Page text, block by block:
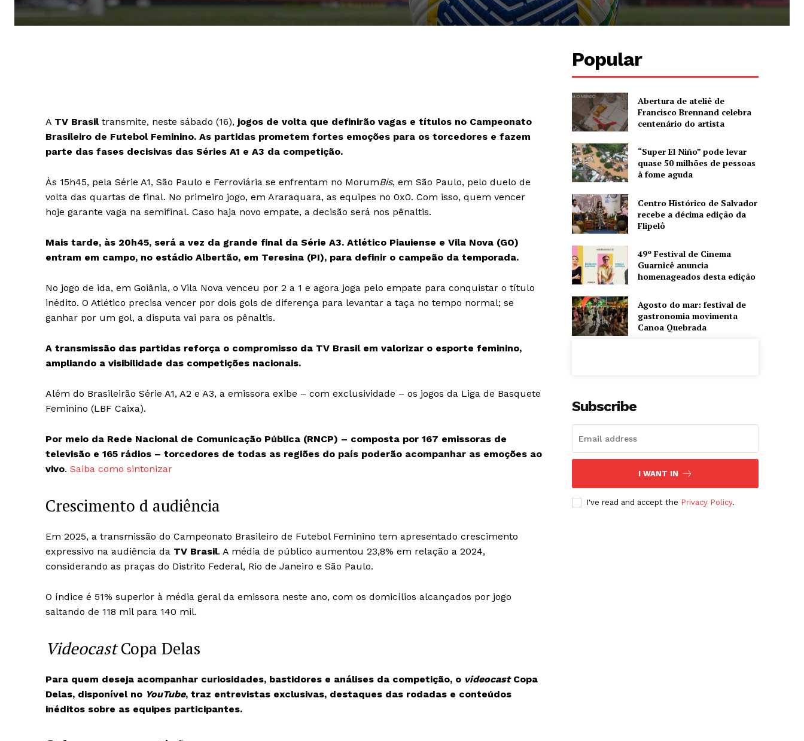
A TV Brasil transmite, neste sábado (16), jogos de volta que definirão vagas e títulos no Campeonato
Brasileiro de Futebol Feminino. As partidas prometem fortes emoções para os torcedores e fazem
parte das fases decisivas das Séries A1 e A3 da competição.
Às 15h45, pela Série A1, São Paulo e Ferroviária se enfrentam no MorumBis, em São Paulo, pelo duelo de
volta das quartas de final. No primeiro jogo, em Araraquara, as equipes no 0x0. Com isso, quem vencer
hoje garante vaga na semifinal. Caso haja novo empate, a decisão será nos pênaltis.
Mais tarde, às 20h45, será a vez da grande final da Série A3. Atlético Piauiense e Vila Nova (GO)
entram em campo, no estádio Albertão, em Teresina (PI), para definir o campeão da temporada.
No jogo de ida, em Goiânia, o Vila Nova venceu por 2 a 1 e agora joga pelo empate para conquistar o título
inédito. O Atlético precisa vencer por dois gols de diferença para levantar a taça no tempo normal; se
ganhar por um gol, a disputa vai para os pênaltis.
A transmissão das partidas reforça o compromisso da TV Brasil em valorizar o esporte feminino,
ampliando a visibilidade das competições nacionais.
Além do Brasileirão Série A1, A2 e A3, a emissora exibe – com exclusividade – os jogos da Liga de Basquete
Feminino (LBF Caixa).
Por meio da Rede Nacional de Comunicação Pública (RNCP) – composta por 167 emissoras de
televisão e 165 rádios – torcedores de todas as regiões do país poderão acompanhar as emoções ao
vivo. Saiba como sintonizar
Crescimento d audiência
Em 2025, a transmissão do Campeonato Brasileiro de Futebol Feminino tem apresentado crescimento
expressivo na audiência da TV Brasil. A média de público aumentou 23,8% em relação a 2024,
considerando as praças do Distrito Federal, Rio de Janeiro e São Paulo.
O índice é 51% superior à média geral da emissora neste ano, com os domicílios alcançados por jogo
saltando de 118 mil para 140 mil.
VideocastCopa Delas
Para quem deseja acompanhar curiosidades, bastidores e análises da competição, o videocastCopa
Delas, disponível no YouTube, traz entrevistas exclusivas, destaques das rodadas e conteúdos
inéditos sobre as equipes participantes.
Popular
Abertura de ateliê de
Francisco Brennand celebra
centenário do artista
“Super El Niño” pode levar
quase 50 milhões de pessoas
à fome aguda
Centro Histórico de Salvador
recebe a décima edição da
Flipelô
49º Festival de Cinema
Guarnicê anuncia
homenageados desta edição
Agosto do mar: festival de
gastronomia movimenta
Canoa Quebrada
Subscribe
I WANT IN
I've read and accept the Privacy Policy.